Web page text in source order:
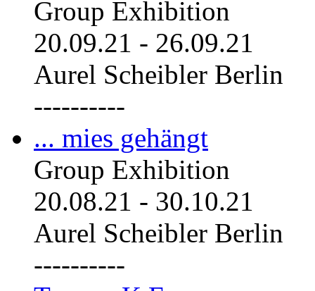
Group Exhibition
20.09.21 - 26.09.21
Aurel Scheibler Berlin
----------
... mies gehängt
Group Exhibition
20.08.21 - 30.10.21
Aurel Scheibler Berlin
----------